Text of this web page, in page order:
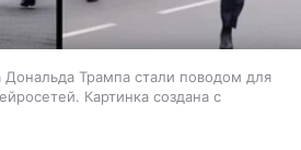
Трампа стали поводом для
Картинка создана с